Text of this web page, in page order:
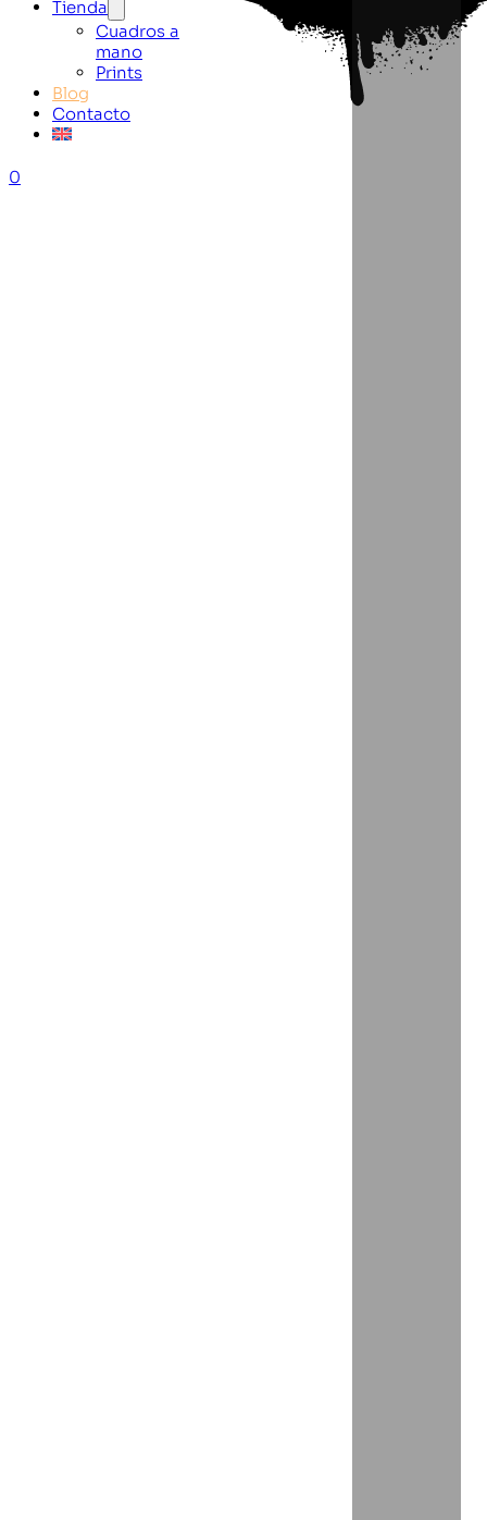
Tienda
Cuadros a
mano
Prints
Blog
Contacto
0